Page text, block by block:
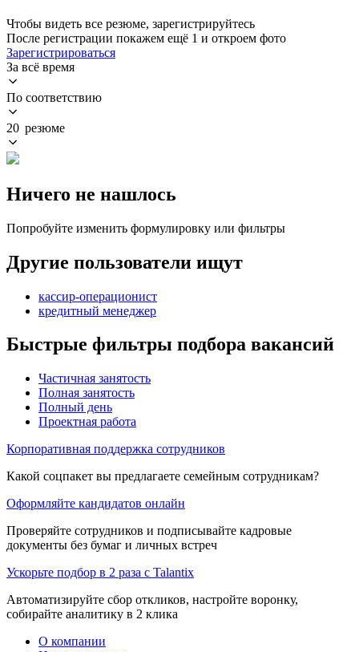
Чтобы видеть все резюме, зарегистрируйтесь
После регистрации покажем ещё 1 и откроем фото
Зарегистрироваться
За всё время
По соответствию
20 резюме
Ничего не нашлось
Попробуйте изменить формулировку или фильтры
Другие пользователи ищут
кассир-операционист
кредитный менеджер
Быстрые фильтры подбора вакансий
Частичная занятость
Полная занятость
Полный день
Проектная работа
Корпоративная поддержка сотрудников
Какой соцпакет вы предлагаете семейным сотрудникам?
Оформляйте кандидатов онлайн
Проверяйте сотрудников и подписывайте кадровые
документы без бумаг и личных встреч
Ускорьте подбор в 2 раза с Talantix
Автоматизируйте сбор откликов, настройте воронку,
собирайте аналитику в 2 клика
О компании